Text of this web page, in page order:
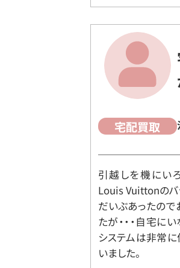
宅配買取
引越しを機にい
Louis Vuittonのバ
だいぶあったので
たが・・・自宅に
システムは非常に
いました。